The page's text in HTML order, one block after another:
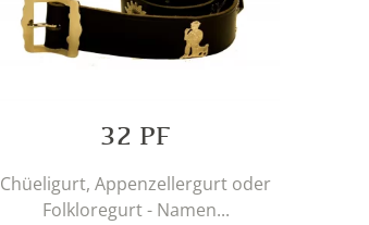
32 PF
Chüeligurt, Appenzellergurt oder
Folkloregurt - Namen...